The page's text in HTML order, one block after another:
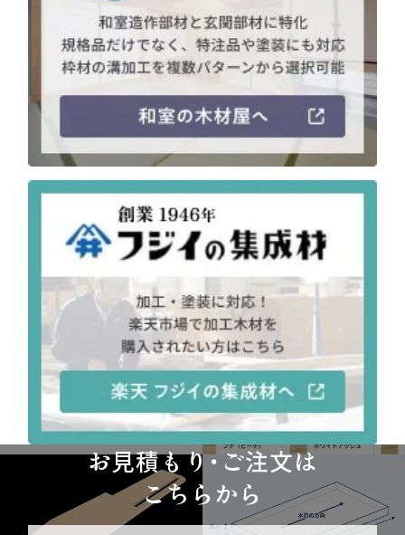
お見積もり・ご注文は
こちらから